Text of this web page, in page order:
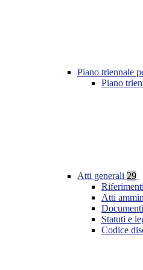
Piano triennale
Piano
Atti generali 29
Atti
Statuti e
Codice